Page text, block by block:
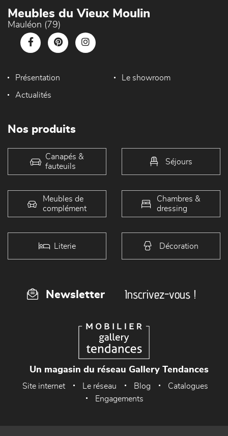
Meubles du Vieux Moulin
Mauléon (79)
Présentation Le showroom
Actualités
Nos produits
Canapés &
fauteuils
Séjours
Meubles de
complément
Chambres &
dressing
Literie Décoration
Newsletter Inscrivez-vous !
Un magasin du réseau Gallery Tendances
Site internet Le réseau Blog
Catalogues
Engagements